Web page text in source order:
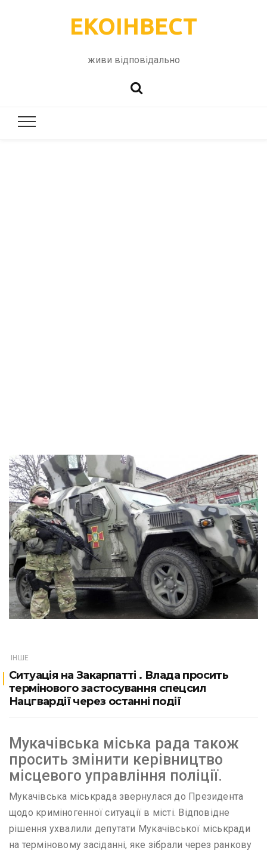
ЕКОІНВЕСТ
живи відповідально
ІНШЕ
Ситуація на Закарпатті . Влада просить
термінового застосування спецсил
Нацгвардії через останні події
Мукачівська міська рада також
просить змінити керівництво
місцевого управління поліції.
Мукачівська міськрада звернулася до Президента
щодо криміногенної ситуації в місті. Відповідне
рішення ухвалили депутати Мукачівської міськради
на терміновому засіданні, яке зібрали через ранкову